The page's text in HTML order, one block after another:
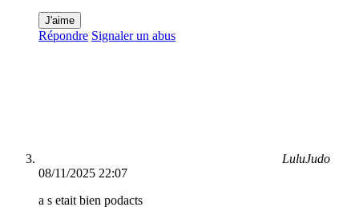
J'aime
Répondre Signaler un abus
LuluJudo
08/11/2025 22:07
a s etait bien podacts